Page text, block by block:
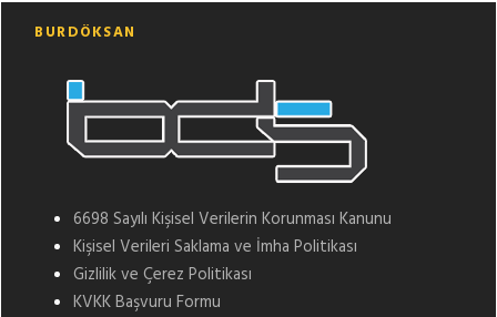
BURDÖKSAN
6698 Sayılı Kişisel Verilerin Korunması Kanunu
Kişisel Verileri Saklama ve İmha Politikası
Gizlilik ve Çerez Politikası
KVKK Başvuru Formu